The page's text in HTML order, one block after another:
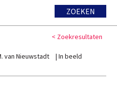
ZOEKEN
< Zoekresultaten
van Nieuwstadt In beeld